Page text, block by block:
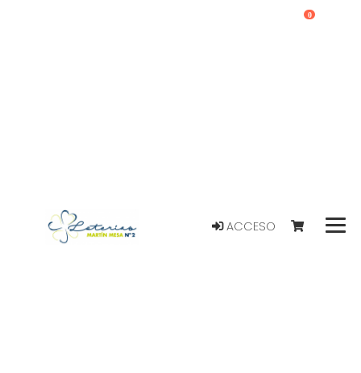
ACCESO
0